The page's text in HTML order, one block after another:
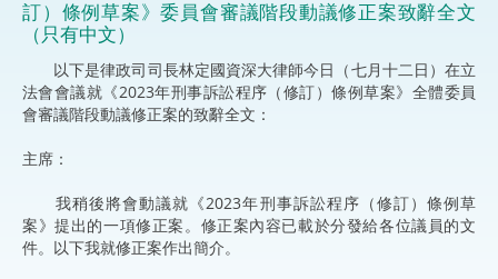
訂）條例草案》委員會審議階段動議修正案致辭全文
（只有中文）
以下是律政司司長林定國資深大律師今日（七月十二日）在立
法會會議就《2023年刑事訴訟程序（修訂）條例草案》全體委員
會審議階段動議修正案的致辭全文：
主席：
我稍後將會動議就《2023年刑事訴訟程序（修訂）條例草
案》提出的一項修正案。修正案內容已載於分發給各位議員的文
件。以下我就修正案作出簡介。